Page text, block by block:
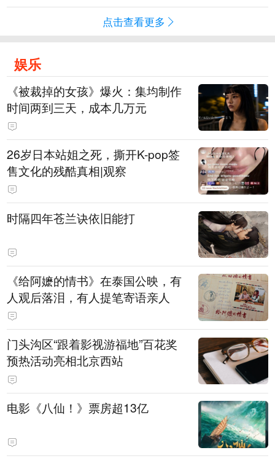
点击查看更多
娱乐
《被裁掉的女孩》爆火：集均制作
时间两到三天，成本几万元
​26岁日本站姐之死，撕开K-pop签
售文化的残酷真相|观察
时隔四年苍兰诀依旧能打
《给阿嬷的情书》在泰国公映，有
人观后落泪，有人提笔寄语亲人
门头沟区“跟着影视游福地”百花奖
预热活动亮相北京西站
电影《八仙！》票房超13亿